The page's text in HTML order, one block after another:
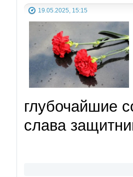
19.05.2025, 15:15
глубочайшие
слава